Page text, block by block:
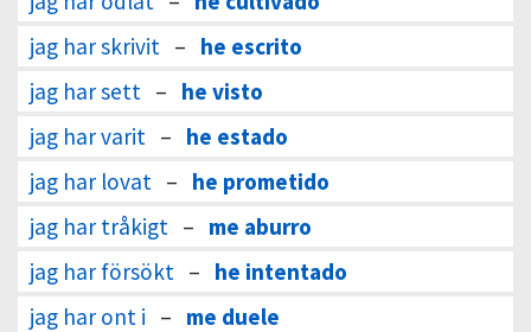
jag har skrivit – he escrito
jag har sett – he visto
jag har varit – he estado
jag har lovat – he prometido
jag har tråkigt – me aburro
jag har försökt – he intentado
jag har ont i – me duele